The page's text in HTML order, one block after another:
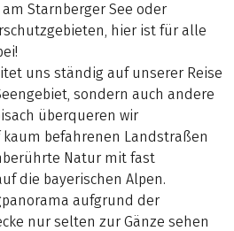
Starnberger See oder
hier ist für alle
uns ständig auf unserer Reise
sondern auch andere
überqueren wir
befahrenen Landstraßen
Natur mit fast
die bayerischen Alpen.
aufgrund der
nur selten zur Gänze sehen